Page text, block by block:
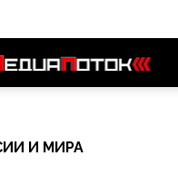
И МИРА